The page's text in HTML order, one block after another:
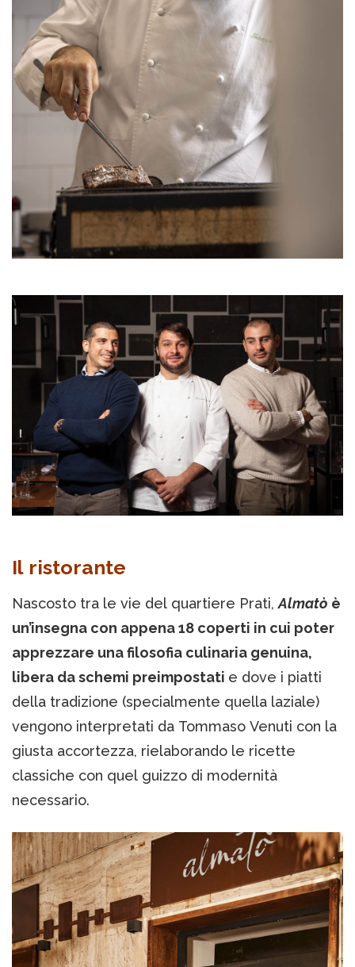
Il ristorante
Nascosto tra le vie del quartiere Prati,Almatò è
un’insegna con appena 18 coperti in cui poter
apprezzare una filosofia culinaria genuina,
libera da schemi preimpostati e dove i piatti
della tradizione (specialmente quella laziale)
vengono interpretati da Tommaso Venuti con la
giusta accortezza, rielaborando le ricette
classiche con quel guizzo di modernità
necessario.